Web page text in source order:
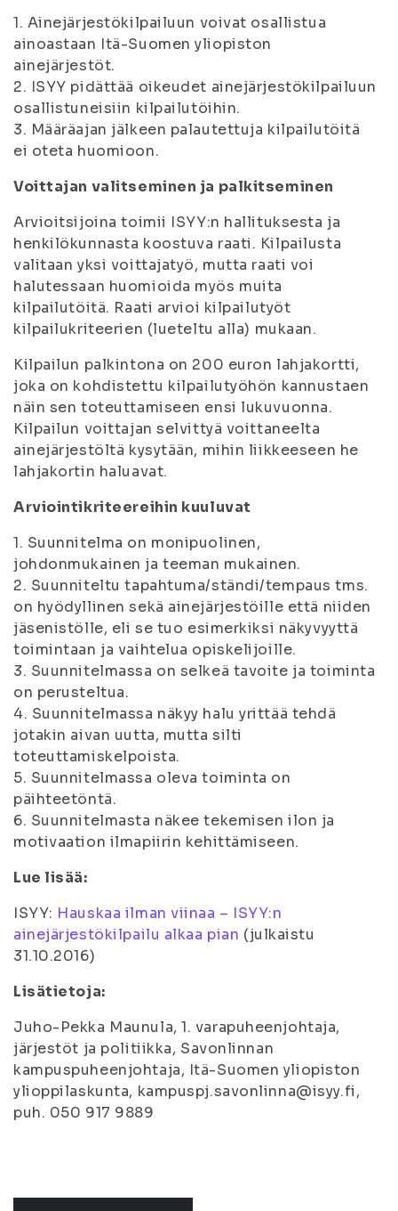
1. Ainejärjestökilpailuun voivat osallistua
ainoastaan Itä-Suomen yliopiston
ainejärjestöt.
2. ISYY pidättää oikeudet ainejärjestökilpailuun
osallistuneisiin kilpailutöihin.
3. Määräajan jälkeen palautettuja kilpailutöitä
ei oteta huomioon.
Voittajan valitseminen ja palkitseminen
Arvioitsijoina toimii ISYY:n hallituksesta ja
henkilökunnasta koostuva raati. Kilpailusta
valitaan yksi voittajatyö, mutta raati voi
halutessaan huomioida myös muita
kilpailutöitä. Raati arvioi kilpailutyöt
kilpailukriteerien (lueteltu alla) mukaan.
Kilpailun palkintona on 200 euron lahjakortti,
joka on kohdistettu kilpailutyöhön kannustaen
näin sen toteuttamiseen ensi lukuvuonna.
Kilpailun voittajan selvittyä voittaneelta
ainejärjestöltä kysytään, mihin liikkeeseen he
lahjakortin haluavat.
Arviointikriteereihin kuuluvat
1. Suunnitelma on monipuolinen,
johdonmukainen ja teeman mukainen.
2. Suunniteltu tapahtuma/ständi/tempaus tms.
on hyödyllinen sekä ainejärjestöille että niiden
jäsenistölle, eli se tuo esimerkiksi näkyvyyttä
toimintaan ja vaihtelua opiskelijoille.
3. Suunnitelmassa on selkeä tavoite ja toiminta
on perusteltua.
4. Suunnitelmassa näkyy halu yrittää tehdä
jotakin aivan uutta, mutta silti
toteuttamiskelpoista.
5. Suunnitelmassa oleva toiminta on
päihteetöntä.
6. Suunnitelmasta näkee tekemisen ilon ja
motivaation ilmapiirin kehittämiseen.
Lue lisää:
ISYY: Hauskaa ilman viinaa – ISYY:n
ainejärjestökilpailu alkaa pian (julkaistu
31.10.2016)
Lisätietoja:
Juho-Pekka Maunula, 1. varapuheenjohtaja,
järjestöt ja politiikka, Savonlinnan
kampuspuheenjohtaja, Itä-Suomen yliopiston
ylioppilaskunta, kampuspj.savonlinna@isyy.fi,
puh. 050 917 9889